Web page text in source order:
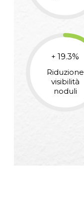
+ 19.3%
Riduzione
visibilità
noduli